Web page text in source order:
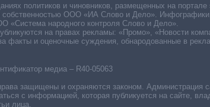
медиа – R40-05063
защищены и охраняются законом. Администрация
с информацией, которая публикуется на сайте,
лица.
политиков и чиновников, размещенных на
ООО «ИА Слово и Дело».
«Система народного контроля Слово и Дело».
на правах рекламы: «Промо», «Новости
факты и оценочные суждения, обнародованные в